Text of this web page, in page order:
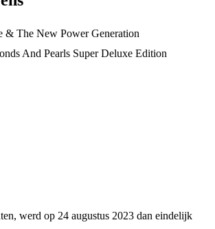
& The New Power Generation
And Pearls Super Deluxe Edition
werd op 24 augustus 2023 dan eindelijk